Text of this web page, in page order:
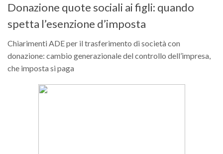
Donazione quote sociali ai figli: quando
spetta l’esenzione d’imposta
Chiarimenti ADE per il trasferimento di società con
donazione: cambio generazionale del controllo dell’impresa,
che imposta si paga